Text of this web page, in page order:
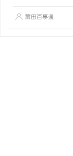
莆田百事通